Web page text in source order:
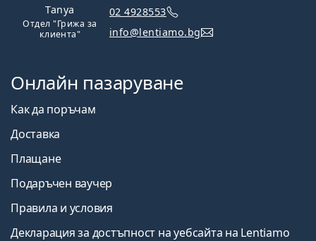
Tanya
Отдел "Грижа за
клиента"
02 4928553
info@lentiamo.bg
Онлайн пазаруване
Как да поръчам
Доставка
Плащане
Подаръчен ваучер
Правила и условия
Декларация за достъпност на уебсайта на Lentiamo